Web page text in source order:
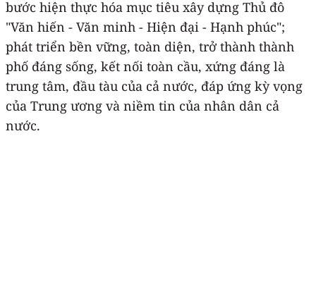
bước hiện thực hóa mục tiêu xây dựng Thủ đô
"Văn hiến - Văn minh - Hiện đại - Hạnh phúc";
phát triển bền vững, toàn diện, trở thành thành
phố đáng sống, kết nối toàn cầu, xứng đáng là
trung tâm, đầu tàu của cả nước, đáp ứng kỳ vọng
của Trung ương và niềm tin của nhân dân cả
nước.